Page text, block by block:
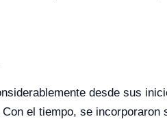
desde sus
el tiempo, se